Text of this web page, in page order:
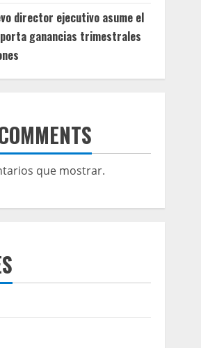
director ejecutivo asume el
ganancias trimestrales
que mostrar.